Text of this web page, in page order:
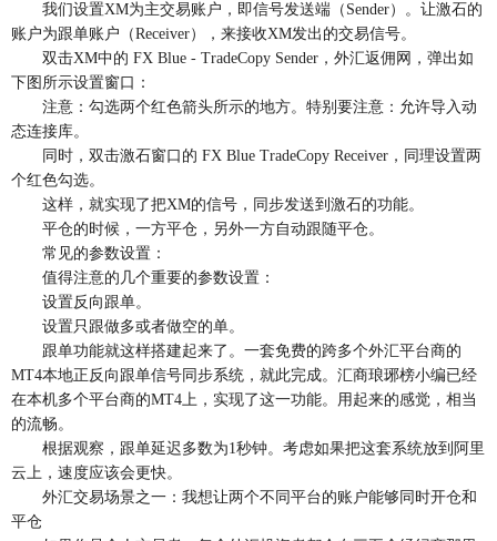
我们设置XM为主交易账户，即信号发送端（Sender）。让激石的
账户为跟单账户（Receiver），来接收XM发出的交易信号。
双击XM中的 FX Blue - TradeCopy Sender，外汇返佣网，弹出如
下图所示设置窗口：
注意：勾选两个红色箭头所示的地方。特别要注意：允许导入动
态连接库。
同时，双击激石窗口的 FX Blue TradeCopy Receiver，同理设置两
个红色勾选。
这样，就实现了把XM的信号，同步发送到激石的功能。
平仓的时候，一方平仓，另外一方自动跟随平仓。
常见的参数设置：
值得注意的几个重要的参数设置：
设置反向跟单。
设置只跟做多或者做空的单。
跟单功能就这样搭建起来了。一套免费的跨多个外汇平台商的
MT4本地正反向跟单信号同步系统，就此完成。汇商琅琊榜小编已经
在本机多个平台商的MT4上，实现了这一功能。用起来的感觉，相当
的流畅。
根据观察，跟单延迟多数为1秒钟。考虑如果把这套系统放到阿里
云上，速度应该会更快。
外汇交易场景之一：我想让两个不同平台的账户能够同时开仓和
平仓